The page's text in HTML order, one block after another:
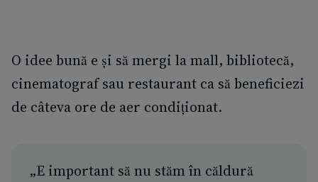
O idee bună e și să mergi la mall, bibliotecă,
cinematograf sau restaurant ca să beneficiezi
de câteva ore de aer condiționat.
„E important să nu stăm în căldură